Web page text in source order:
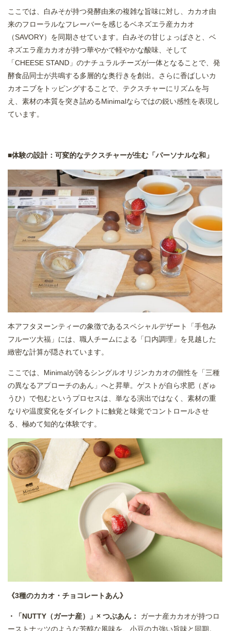
ここでは、白みそが持つ発酵由来の複雑な旨味に対し、カカオ由
来のフローラルなフレーバーを感じるベネズエラ産カカオ
（SAVORY）を同期させています。白みその甘じょっぱさと、ベ
ネズエラ産カカオが持つ華やかで軽やかな酸味、そして
「CHEESE STAND」のナチュラルチーズが一体となることで、発
酵食品同士が共鳴する多層的な奥行きを創出。さらに香ばしいカ
カオニブをトッピングすることで、テクスチャーにリズムを与
え、素材の本質を突き詰めるMinimalならではの鋭い感性を表現し
ています。
■体験の設計：可変的なテクスチャーが生む「パーソナルな和」
本アフタヌーンティーの象徴であるスペシャルデザート「手包み
フルーツ大福」には、職人チームによる「口内調理」を見越した
緻密な計算が隠されています。
ここでは、Minimalが誇るシングルオリジンカカオの個性を「三種
の異なるアプローチのあん」へと昇華。ゲストが自ら求肥（ぎゅ
うひ）で包むというプロセスは、単なる演出ではなく、素材の重
なりや温度変化をダイレクトに触覚と味覚でコントロールさせ
る、極めて知的な体験です。
《3種のカカオ・チョコレートあん》
・「NUTTY（ガーナ産）」× つぶあん：
ガーナ産カカオが持つロ
ーストナッツのような芳醇な風味を、小豆の力強い旨味と同期。